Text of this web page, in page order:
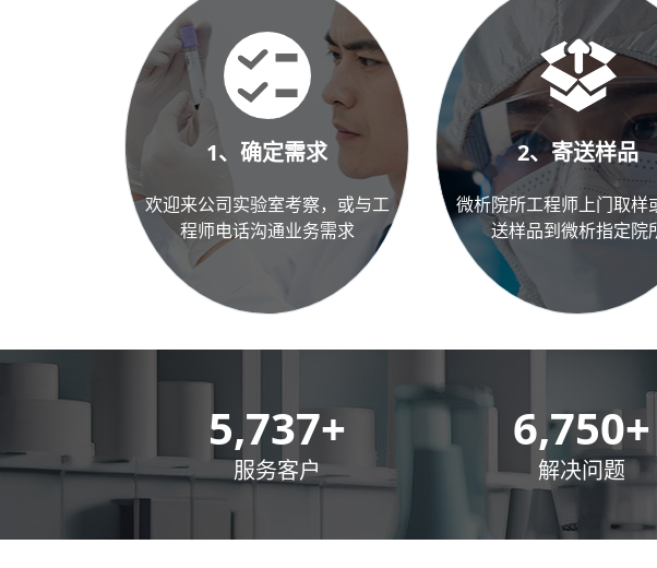
1、确定需求
欢迎来公司实验室考察，或与工
程师电话沟通业务需求
2、寄送样品
微析院所工程师上门取样
送样品到微析指定院
8,500+
服务客户
10,000
解决问题